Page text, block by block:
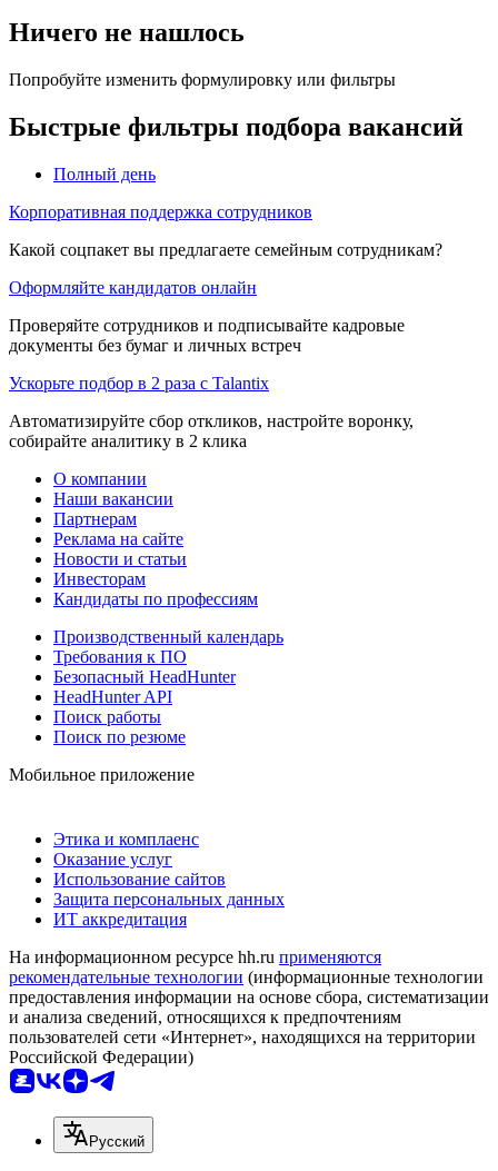
Ничего не нашлось
Попробуйте изменить формулировку или фильтры
Быстрые фильтры подбора вакансий
Полный день
Корпоративная поддержка сотрудников
Какой соцпакет вы предлагаете семейным сотрудникам?
Оформляйте кандидатов онлайн
Проверяйте сотрудников и подписывайте кадровые
документы без бумаг и личных встреч
Ускорьте подбор в 2 раза с Talantix
Автоматизируйте сбор откликов, настройте воронку,
собирайте аналитику в 2 клика
О компании
Наши вакансии
Партнерам
Реклама на сайте
Новости и статьи
Инвесторам
Кандидаты по профессиям
Производственный календарь
Требования к ПО
Безопасный HeadHunter
HeadHunter API
Поиск работы
Поиск по резюме
Мобильное приложение
Этика и комплаенс
Оказание услуг
Использование сайтов
Защита персональных данных
ИТ аккредитация
На информационном ресурсе hh.ru применяются
рекомендательные технологии (информационные технологии
предоставления информации на основе сбора, систематизации
и анализа сведений, относящихся к предпочтениям
пользователей сети «Интернет», находящихся на территории
Российской Федерации)
Русский